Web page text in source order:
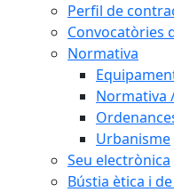
Perfil de
Convocatòries
Normativa
Normativa
Urbanisme
Seu electrònica
Bústia ètica i